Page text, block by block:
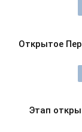
Открытое
Этап